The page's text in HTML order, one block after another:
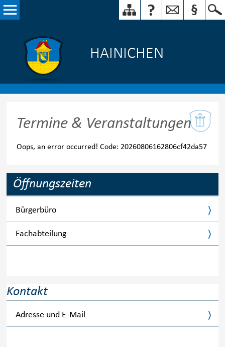
HAINICHEN
Termine & Veranstaltungen
Oops, an error occurred! Code: 20260806162806cf42da57
Öffnungszeiten
Bürgerbüro
Fachabteilung
Kontakt
Adresse und E-Mail